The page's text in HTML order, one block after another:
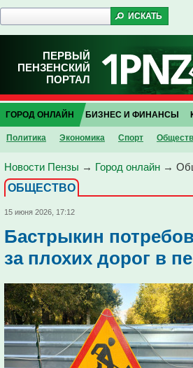
ПЕРВЫЙ
ПЕНЗЕНСКИЙ
ПОРТАЛ
ГОРОД ОНЛАЙН
Политика Экономика Спорт
БИЗНЕС И ФИНАНСЫ
Новости Пензы → Город онлайн →
ОБЩЕСТВО
15 июня 2026, 17:12
Бастрыкин
за плохих дорог в